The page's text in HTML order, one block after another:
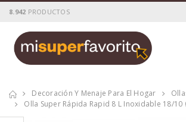
8.942 PRODUCTOS
Decoración Y Menaje Para El Hogar
Olla Super Rápida Rapid 8 L Inoxidable 18/10